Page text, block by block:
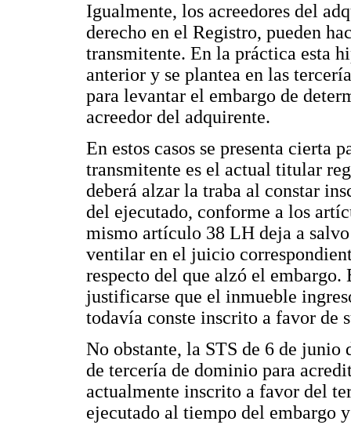
Igualmente, los acreedores del
derecho en el Registro, pueden
transmitente. En la práctica esta
anterior y se plantea en las
para levantar el embargo de
acreedor del adquirente.
En estos casos se presenta cierta
transmitente es el actual titular
deberá alzar la traba al constar
del ejecutado, conforme a los
mismo artículo 38 LH deja a
ventilar en el juicio
respecto del que alzó el
justificarse que el inmueble
todavía conste inscrito a favor de
No obstante, la STS de 6 de
de tercería de dominio para
actualmente inscrito a favor del
ejecutado al tiempo del embargo